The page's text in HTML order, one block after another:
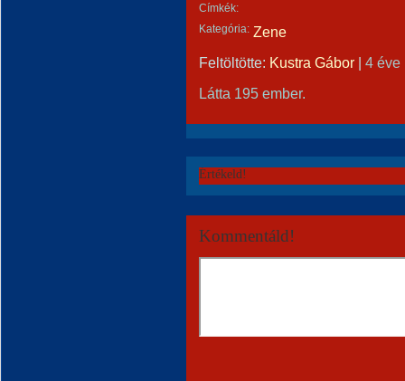
Címkék:
Kategória: Zene
Feltöltötte: Kustra Gábor | 4 éve
Látta 195 ember.
Értékeld!
Kommentáld!